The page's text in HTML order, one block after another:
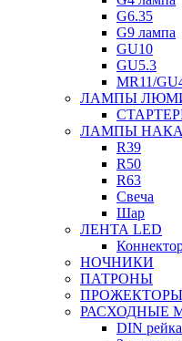
G6.35
G9 лампа
GU10
GU5.3
MR11/
ЛАМПЫ
ЛАМПЫ
R39
R50
R63
Свеча
Шар
ЛЕНТА LED
НОЧНИКИ
ПАТРОНЫ
ПРОЖЕКТОРЫ
РАСХОДНЫЕ
DIN рейка